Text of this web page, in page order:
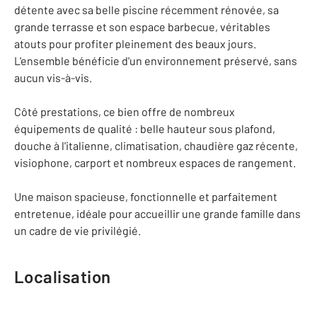
détente avec sa belle piscine récemment rénovée, sa
grande terrasse et son espace barbecue, véritables
atouts pour profiter pleinement des beaux jours.
L'ensemble bénéficie d'un environnement préservé, sans
aucun vis-à-vis.
Côté prestations, ce bien offre de nombreux
équipements de qualité : belle hauteur sous plafond,
douche à l'italienne, climatisation, chaudière gaz récente,
visiophone, carport et nombreux espaces de rangement.
Une maison spacieuse, fonctionnelle et parfaitement
entretenue, idéale pour accueillir une grande famille dans
un cadre de vie privilégié.
Localisation